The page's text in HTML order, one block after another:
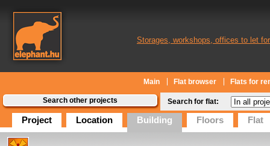
Storages, workshops, offices to let
Main Flat browser Flats for
Search other projects Search for flat:
Project Location Building Floors Flat